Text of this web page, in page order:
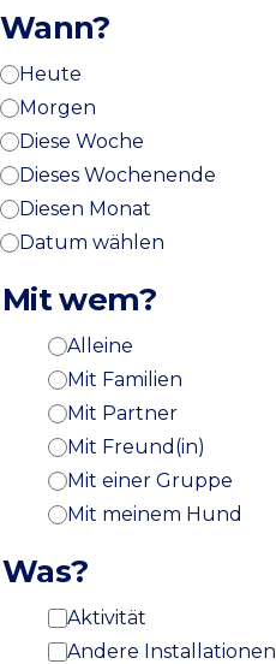
Wann?
Heute
Morgen
Diese Woche
Dieses Wochenende
Diesen Monat
Datum wählen
Mit wem?
Alleine
Mit Familien
Mit Partner
Mit Freund(in)
Mit einer Gruppe
Mit meinem Hund
Was?
Aktivität
Andere Installationen